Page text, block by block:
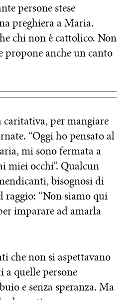
persone stese
preghiera a Maria.
chi non è cattolico. Non
propone anche un canto
caritativa, per mangiare
“Oggi ho pensato al
mi sono fermata a
miei occhi”. Qualcun
bisognosi di
raggio: “Non siamo qui
imparare ad amarla
che non si aspettavano
a quelle persone
e senza speranza. Ma